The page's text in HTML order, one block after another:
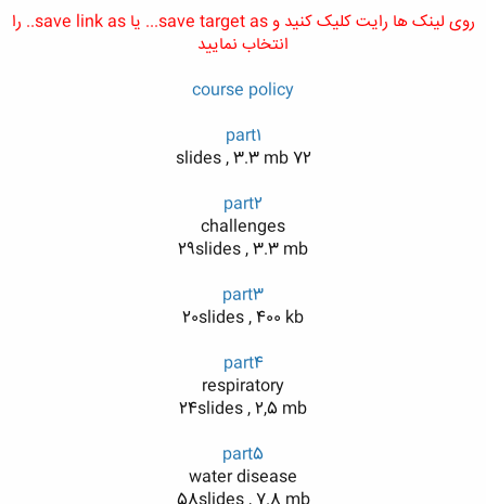
روی لینک ها رایت کلیک کنید و save target as... یا save link as.. را
انتخاب نمایید
course policy
part1
72 slides , 3.3 mb
part2
challenges
29slides , 3.3 mb
part3
20slides , 400 kb
part4
respiratory
24slides , 2,5 mb
part5
water disease